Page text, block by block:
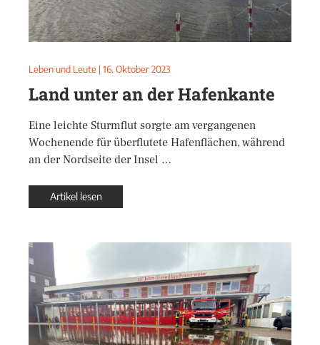
Leben und Leute | 16. Oktober 2023
Land unter an der Hafenkante
Eine leichte Sturmflut sorgte am vergangenen
Wochenende für überflutete Hafenflächen, während
an der Nordseite der Insel …
Artikel lesen